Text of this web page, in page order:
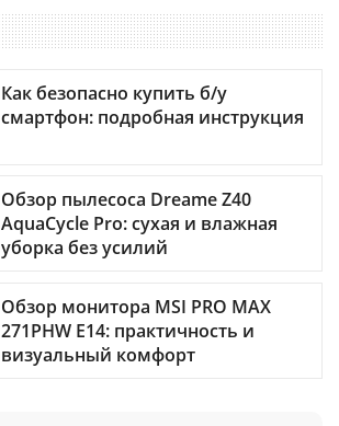
Как безопасно купить б/у
смартфон: подробная инструкция
Обзор пылесоса Dreame Z40
AquaCycle Pro: сухая и влажная
уборка без усилий
Обзор монитора MSI PRO MAX
271PHW E14: практичность и
визуальный комфорт